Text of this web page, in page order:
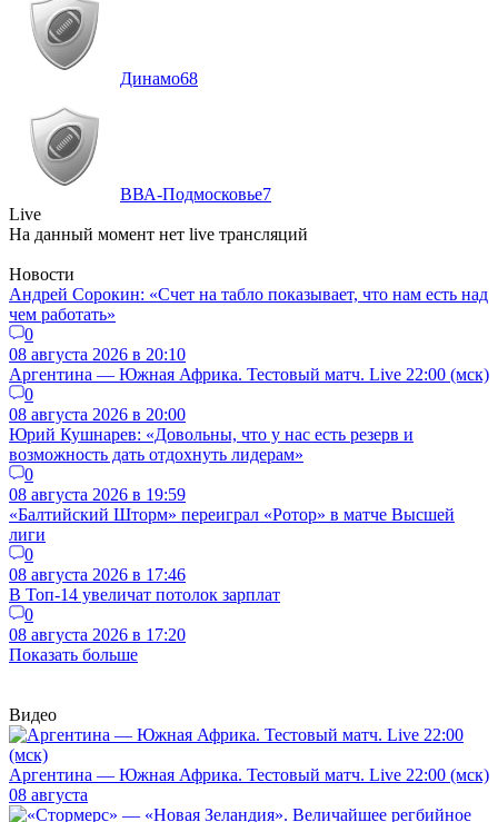
Динамо68
ВВА-Подмосковье7
Live
На данный момент нет live трансляций
Новости
Андрей Сорокин: «Счет на табло показывает, что нам есть над
чем работать»
0
08 августа 2026 в 20:10
Аргентина — Южная Африка. Тестовый матч. Live 22:00 (мск)
0
08 августа 2026 в 20:00
Юрий Кушнарев: «Довольны, что у нас есть резерв и
возможность дать отдохнуть лидерам»
0
08 августа 2026 в 19:59
«Балтийский Шторм» переиграл «Ротор» в матче Высшей
лиги
0
08 августа 2026 в 17:46
В Топ-14 увеличат потолок зарплат
0
08 августа 2026 в 17:20
Показать больше
Видео
Аргентина — Южная Африка. Тестовый матч. Live 22:00 (мск)
08 августа